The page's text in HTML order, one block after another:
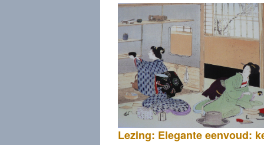
Lezing: Elegante eenvoud: